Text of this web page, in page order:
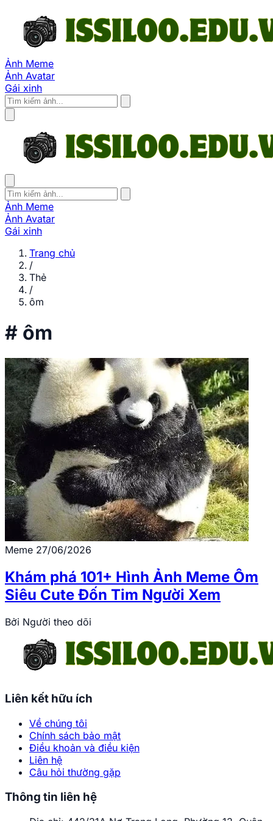
Ảnh Meme
Ảnh Avatar
Gái xinh
Ảnh Meme
Ảnh Avatar
Gái xinh
Trang chủ
/
Thẻ
/
ôm
# ôm
Meme 27/06/2026
Khám phá 101+ Hình Ảnh Meme Ôm
Siêu Cute Đốn Tim Người Xem
Bởi Người theo dõi
Liên kết hữu ích
Về chúng tôi
Chính sách bảo mật
Điều khoản và điều kiện
Liên hệ
Câu hỏi thường gặp
Thông tin liên hệ